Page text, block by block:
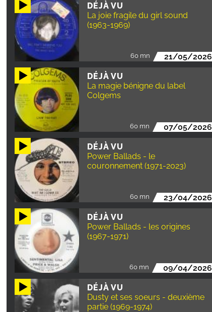
DÉJÀ VU
La joie fragile du girl sound
(1963-1969)
60 mn 21/05/2026
DÉJÀ VU
La magie bénigne du label
Colgems
60 mn 07/05/2026
DÉJÀ VU
Power Ballads - le
couronnement (1971-2023)
60 mn 23/04/2026
DÉJÀ VU
Power Ballads - les origines
(1967-1971)
60 mn 09/04/2026
DÉJÀ VU
Dusty et ses soeurs - deuxième
partie (1969-1974)